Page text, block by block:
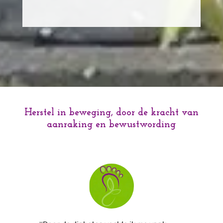
Herstel in beweging, door de kracht van
aanraking en bewustwording